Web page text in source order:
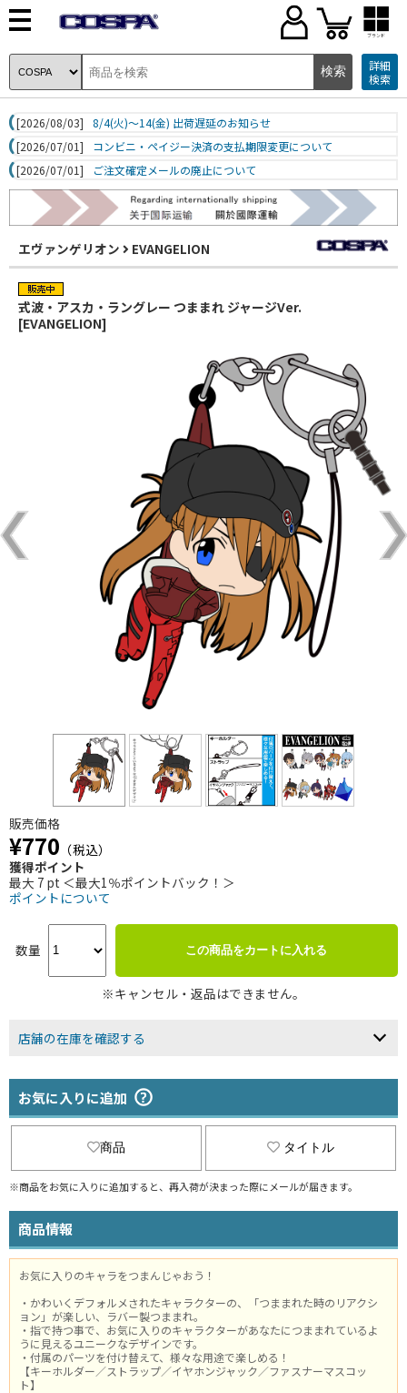
ブランド
詳細
検索
[2026/08/03]
8/4(火)～14(金) 出荷遅延のお知らせ
[2026/07/01]
コンビニ・ペイジー決済の支払期限変更について
[2026/07/01]
ご注文確定メールの廃止について
エヴァンゲリオン EVANGELION
式波・アスカ・ラングレー つままれ ジャージVer.
[EVANGELION]
販売価格
¥770 （税込）
獲得ポイント
最大 7 pt ＜最大1％ポイントバック！＞
ポイントについて
数量 この商品をカートに入れる
※キャンセル・返品はできません。
店舗の在庫を確認する
お気に入りに追加
商品 タイトル
※商品をお気に入りに追加すると、再入荷が決まった際にメールが届きます。
商品情報
お気に入りのキャラをつまんじゃおう！
・かわいくデフォルメされたキャラクターの、「つままれた時のリアクシ
ョン」が楽しい、ラバー製つままれ。
・指で持つ事で、お気に入りのキャラクターがあなたにつままれているよ
うに見えるユニークなデザインです。
・付属のパーツを付け替えて、様々な用途で楽しめる！
【キーホルダー／ストラップ／イヤホンジャック／ファスナーマスコッ
ト】